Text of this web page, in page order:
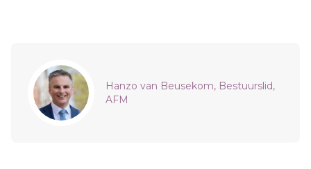
Sidebar
Hanzo van Beusekom, Bestuurslid,
AFM